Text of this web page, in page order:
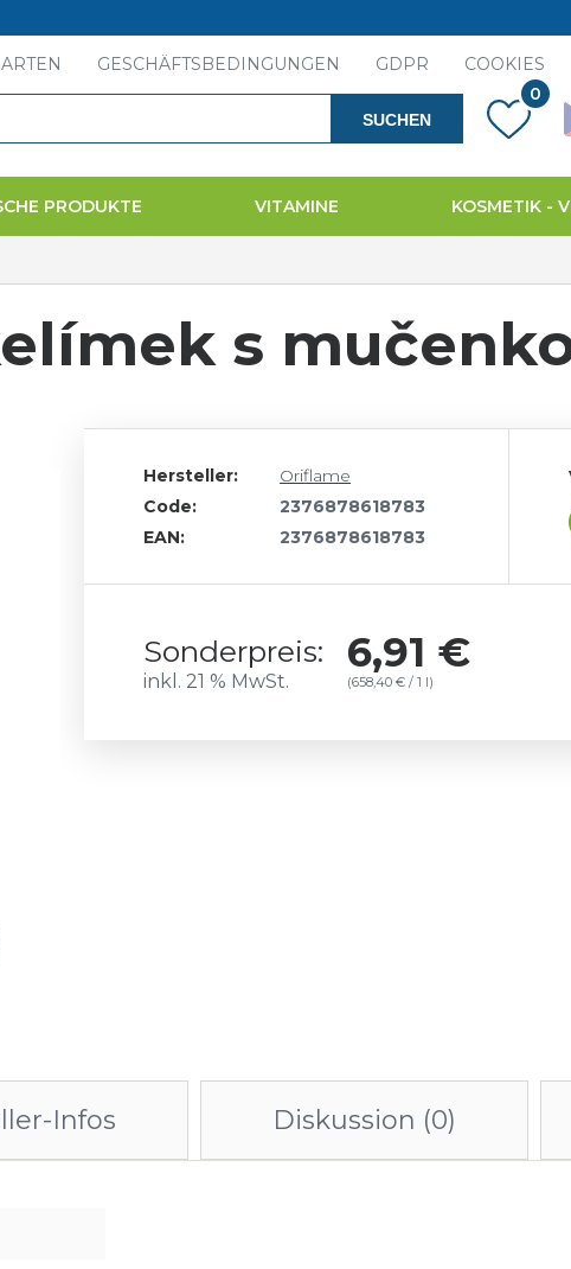
GESCHÄFTSBEDINGUNGEN GDPR COOKIES
SUCHEN
0
PRODUKTE VITAMINE KOSMETIK -
s
Hersteller:
Oriflame
Code:
2376878618783
EAN:
2376878618783
Sonderpreis: 6,91 €
inkl. 21 % MwSt. (658,40 € / 1 l)
Infos Diskussion (0)